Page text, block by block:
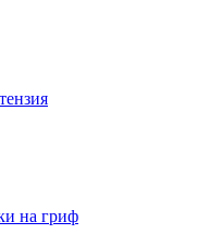
на гриф